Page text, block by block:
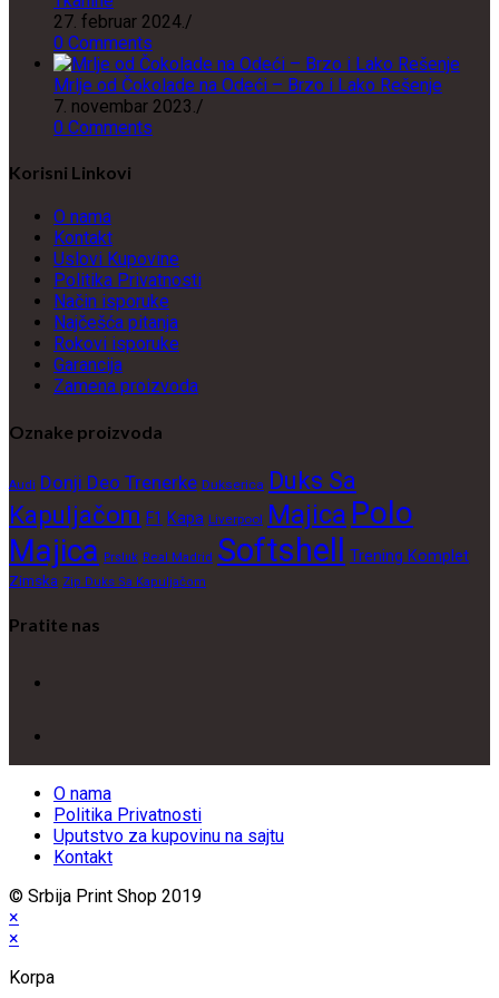
27. februar 2024./
0 Comments
Mrlje od Čokolade na Odeći – Brzo i Lako Rešenje
7. novembar 2023./
0 Comments
Korisni Linkovi
O nama
Kontakt
Uslovi Kupovine
Politika Privatnosti
Način isporuke
Najčešća pitanja
Rokovi isporuke
Garancija
Zamena proizvoda
Oznake proizvoda
Audi Donji Deo Trenerke Dukserica Duks Sa
Kapuljačom F1 Kapa Liverpool Majica Polo
Majica Prsluk Real Madrid Softshell Trening Komplet
Zimska Zip Duks Sa Kapuljačom
Pratite nas
a
new
tab
O nama
Politika Privatnosti
Uputstvo za kupovinu na sajtu
Kontakt
© Srbija Print Shop 2019
×
×
Korpa